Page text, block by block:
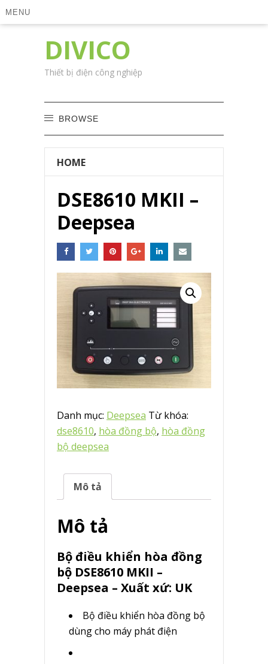
MENU
DIVICO
Thiết bị điện công nghiệp
BROWSE
HOME
DSE8610 MKII –
Deepsea
Danh mục: Deepsea Từ khóa:
dse8610, hòa đồng bộ, hòa đồng
bộ deepsea
Mô tả
Mô tả
Bộ điều khiển hòa đồng
bộ DSE8610 MKII –
Deepsea – Xuất xứ: UK
Bộ điều khiển hòa đồng bộ
dùng cho máy phát điện